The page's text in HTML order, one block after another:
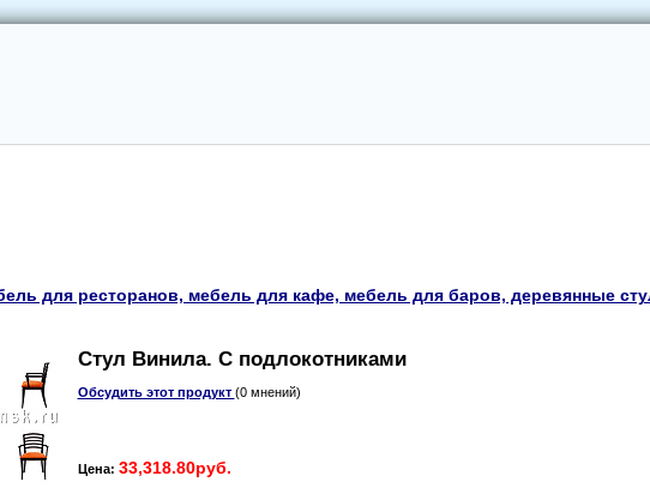
для ресторанов, мебель для кафе, мебель для баров, деревянные
Стул Винила. С подлокотниками
Обсудить этот продукт (0 мнений)
Цена: 33,318.80руб.